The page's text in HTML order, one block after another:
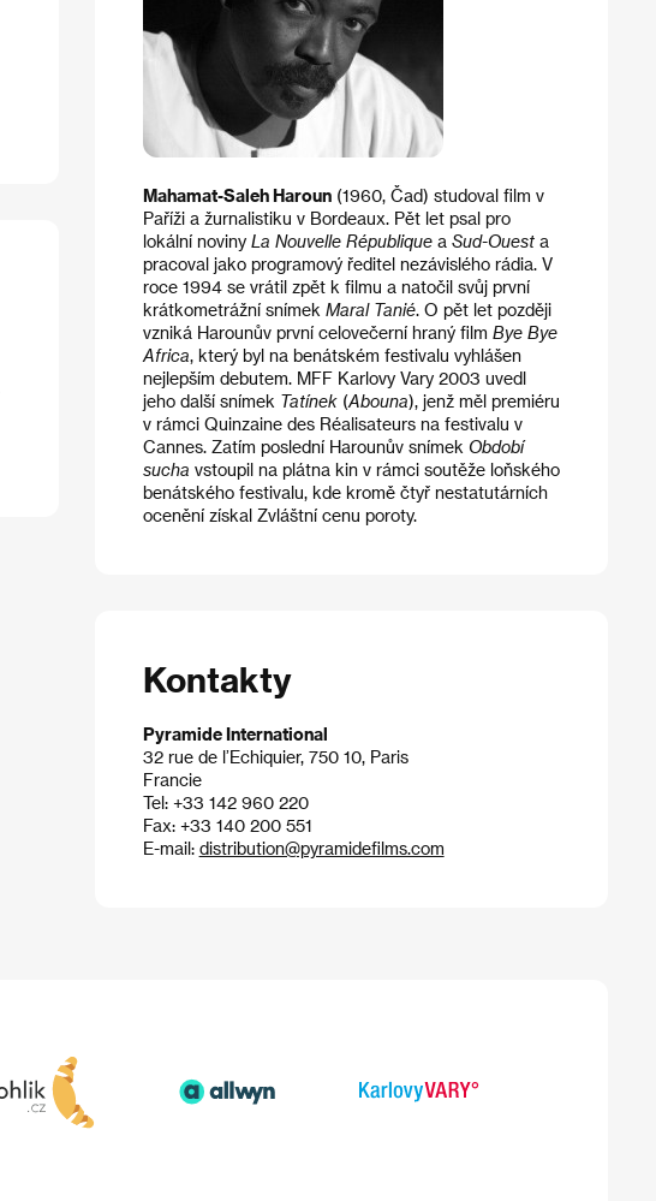
Mahamat-Saleh Haroun(1960, Čad) studoval film v
Paříži a žurnalistiku v Bordeaux. Pět let psal pro
lokální noviny La Nouvelle Républiquea Sud-Ouesta
pracoval jako programový ředitel nezávislého rádia. V
roce 1994 se vrátil zpět k filmu a natočil svůj první
krátkometrážní snímek Maral Tanié. O pět let později
vzniká Harounův první celovečerní hraný film Bye Bye
Africa, který byl na benátském festivalu vyhlášen
nejlepším debutem. MFF Karlovy Vary 2003 uvedl
jeho další snímek Tatínek(Abouna), jenž měl premiéru
v rámci Quinzaine des Réalisateurs na festivalu v
Cannes. Zatím poslední Harounův snímek Období
sucha vstoupil na plátna kin v rámci soutěže loňského
benátského festivalu, kde kromě čtyř nestatutárních
ocenění získal Zvláštní cenu poroty.
Kontakty
Pyramide International
32 rue de l’Echiquier, 750 10, Paris
Francie
Tel: +33 142 960 220
Fax: +33 140 200 551
E-mail: distribution@pyramidefilms.com